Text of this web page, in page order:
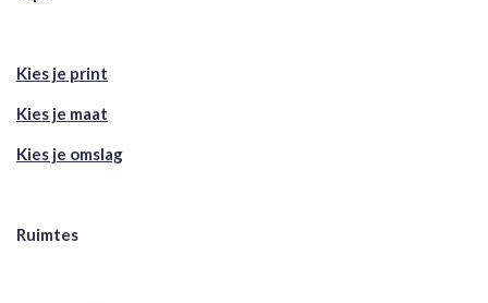
Kies je print
Kies je maat
Kies je omslag
Ruimtes